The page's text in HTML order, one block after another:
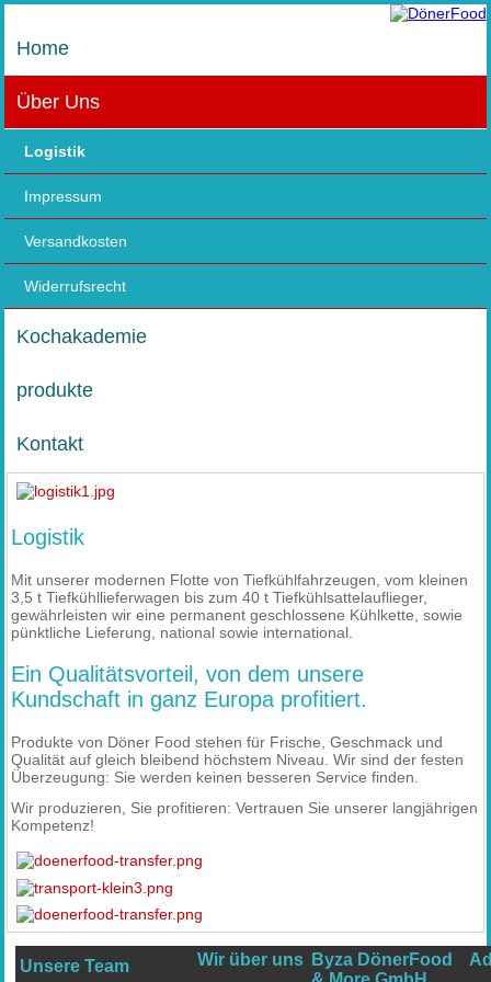
Home
Über Uns
Logistik
Impressum
Versandkosten
Widerrufsrecht
Kochakademie
produkte
Kontakt
Logistik
Mit unserer modernen Flotte von Tiefkühlfahrzeugen, vom kleinen
3,5 t Tiefkühllieferwagen bis zum 40 t Tiefkühlsattelauflieger,
gewährleisten wir eine permanent geschlossene Kühlkette, sowie
pünktliche Lieferung, national sowie international.
Ein Qualitätsvorteil, von dem unsere
Kundschaft in ganz Europa profitiert.
Produkte von Döner Food stehen für Frische, Geschmack und
Qualität auf gleich bleibend höchstem Niveau. Wir sind der festen
Überzeugung: Sie werden keinen besseren Service finden.
Wir produzieren, Sie profitieren: Vertrauen Sie unserer langjährigen
Kompetenz!
Unsere Team Wir über uns Byza DönerFood